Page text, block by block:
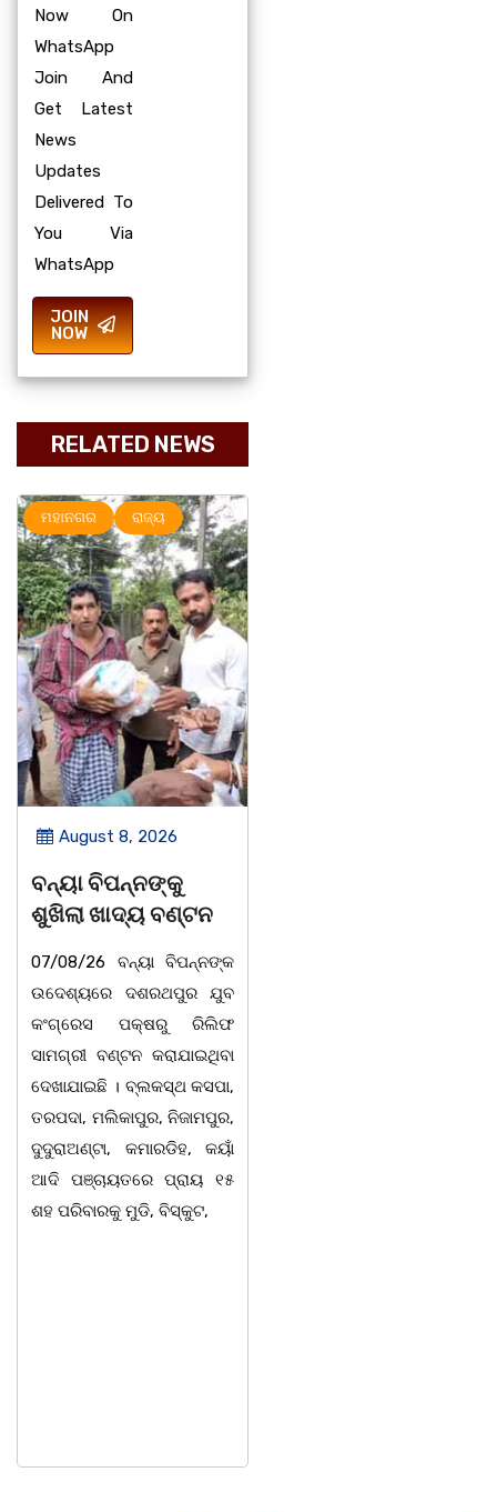
Now On
WhatsApp
Join And
Get Latest
News
Updates
Delivered To
You Via
WhatsApp
JOIN
NOW
RELATED NEWS
ମହାନଗର ରାଜ୍ୟ
August 8, 2026
ବନ୍ୟା ବିପନ୍ନଙ୍କୁ
ଶୁଖିଲା ଖାଦ୍ୟ ବଣ୍ଟନ
07/08/26 ବନ୍ୟା ବିପନ୍ନଙ୍କ
ଉଦେଶ୍ୟରେ ଦଶରଥପୁର ଯୁବ
କଂଗ୍ରେସ ପକ୍ଷରୁ ରିଲିଫ
ସାମଗ୍ରୀ ବଣ୍ଟନ କରାଯାଇଥିବା
ଦେଖାଯାଇଛି । ବ୍ଲକସ୍ଥ କସପା,
ତରପଦା, ମଲିକାପୁର, ନିଜାମପୁର,
ଦୁଦୁରାଅଣ୍ଟା, କମାରଡିହ, କୟାଁ
ଆଦି ପଞ୍ଚାୟତରେ ପ୍ରାୟ ୧୫
ଶହ ପରିବାରକୁ ମୁଡି, ବିସ୍କୁଟ,